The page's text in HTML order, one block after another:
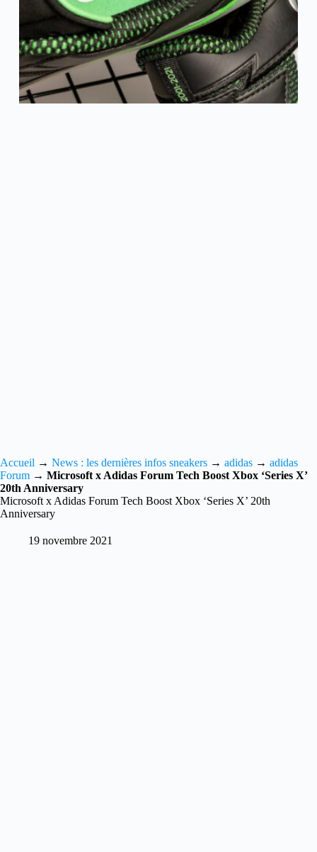
Accueil → News : les dernières infos sneakers → adidas → adidas
Forum → Microsoft x Adidas Forum Tech Boost Xbox ‘Series X’
20th Anniversary
Microsoft x Adidas Forum Tech Boost Xbox ‘Series X’ 20th
Anniversary
19 novembre 2021